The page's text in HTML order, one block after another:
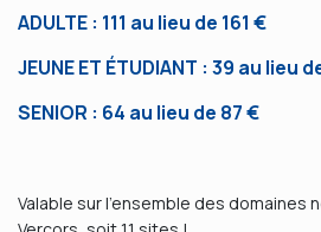
ADULTE : 111 au lieu de 161 €
JEUNE ET ÉTUDIANT : 39 au lieu
SENIOR : 64 au lieu de 87 €
Valable sur l'ensemble des domaines